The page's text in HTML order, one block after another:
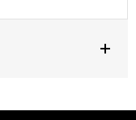
Warranty – Go